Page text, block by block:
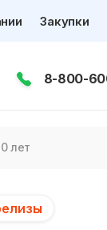
Закупки
8-800-
лет